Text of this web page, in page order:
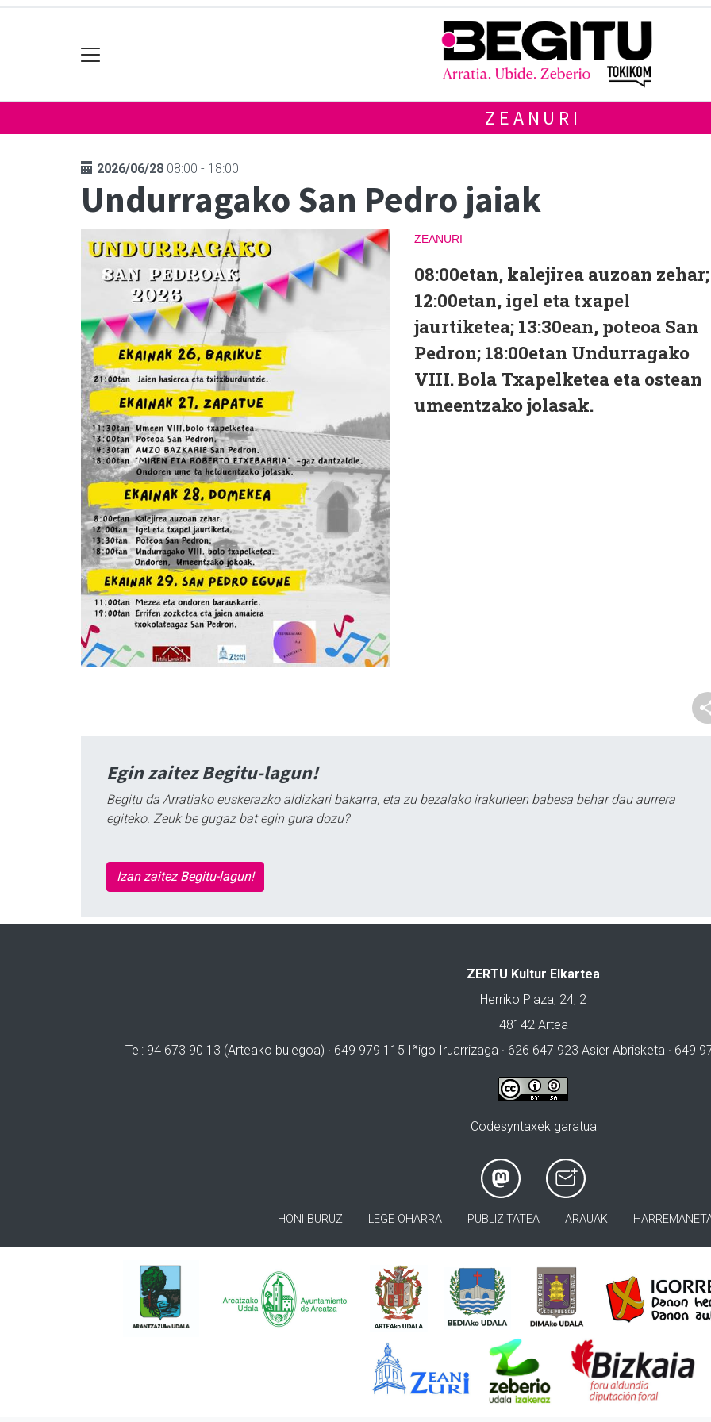
ZEANURI
2026/06/28 08:00 - 18:00
Undurragako San Pedro jaiak
ZEANURI
08:00etan, kalejirea auzoan zehar;
12:00etan, igel eta txapel
jaurtiketea; 13:30ean, poteoa San
Pedron; 18:00etan Undurragako
VIII. Bola Txapelketea eta ostean
umeentzako jolasak.
Egin zaitez Begitu-lagun!
Begitu da Arratiako euskerazko aldizkari bakarra, eta zu bezalako irakurleen babesa behar dau aurrera
egiteko. Zeuk be gugaz bat egin gura dozu?
Izan zaitez Begitu-lagun!
ZERTU Kultur Elkartea
Herriko Plaza, 24, 2
48142 Artea
Tel: 94 673 90 13 (Arteako bulegoa) · 649 979 115 Iñigo Iruarrizaga · 626 647 923 Asier Abrisketa · 649
Codesyntaxek garatua
HONI BURUZ LEGE OHARRA PUBLIZITATEA ARAUAK